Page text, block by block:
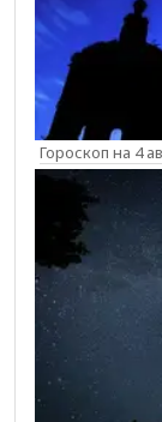
Гороскоп на 4